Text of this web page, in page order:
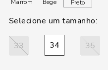
Marrom Bege Preto
33 34 35